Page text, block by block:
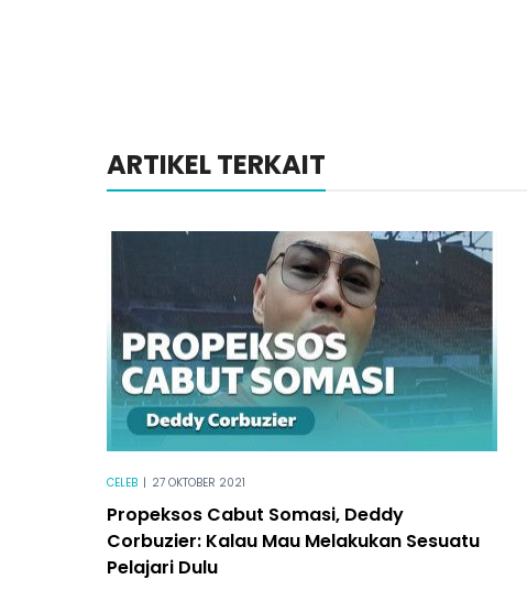
ARTIKEL TERKAIT
CELEB | 27 OKTOBER 2021
Propeksos Cabut Somasi, Deddy
Corbuzier: Kalau Mau Melakukan Sesuatu
Pelajari Dulu